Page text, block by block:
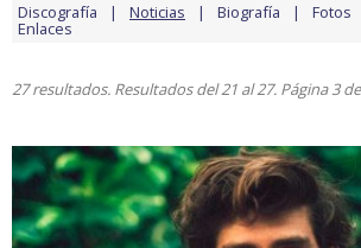
Discografía Noticias Biografía Fotos
Enlaces
27 resultados. Resultados del 21 al 27. Página 3